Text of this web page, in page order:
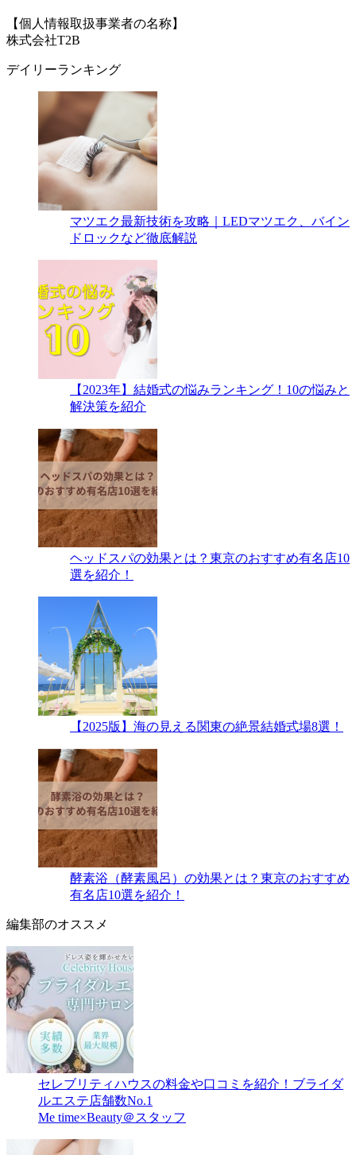
【個人情報取扱事業者の名称】
株式会社T2B
デイリーランキング
マツエク最新技術を攻略｜LEDマツエク、バイン
ドロックなど徹底解説
【2023年】結婚式の悩みランキング！10の悩みと
解決策を紹介
ヘッドスパの効果とは？東京のおすすめ有名店10
選を紹介！
【2025版】海の見える関東の絶景結婚式場8選！
酵素浴（酵素風呂）の効果とは？東京のおすすめ
有名店10選を紹介！
編集部のオススメ
セレブリティハウスの料金や口コミを紹介！ブライダ
ルエステ店舗数No.1
Me time×Beauty＠スタッフ